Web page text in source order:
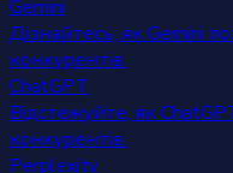
Gemini
Дізнайтесь, як Gemini
конкурентів.
ChatGPT
Відстежуйте, як
конкурентів.
Perplexity